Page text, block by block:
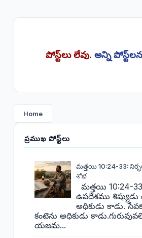
పోస్ట్‌లు లేవు. అన్ని
Home
ప్రముఖ పోస్ట్‌లు
మత్తయి 10:24-33:
శోభ
మత్తయి 10:24-33
ఉపదేశము శిష్యుడు
అధికుడు కాడు.
కంటెను అధికుడు
యజమ...